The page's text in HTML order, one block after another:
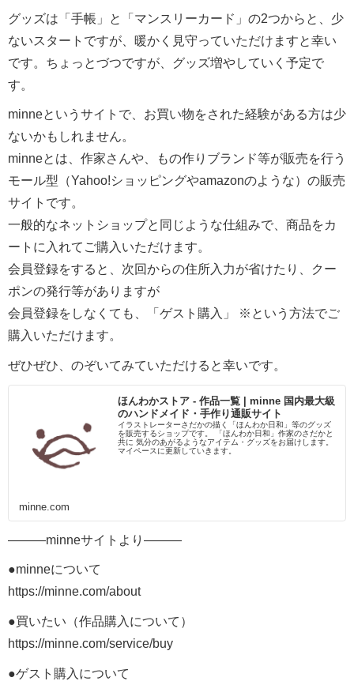
グッズは「手帳」と「マンスリーカード」の2つからと、少
ないスタートですが、暖かく見守っていただけますと幸い
です。ちょっとづつですが、グッズ増やしていく予定で
す。
minneというサイトで、お買い物をされた経験がある方は少
ないかもしれません。
minneとは、作家さんや、もの作りブランド等が販売を行う
モール型（Yahoo!ショッピングやamazonのような）の販売
サイトです。
一般的なネットショップと同じような仕組みで、商品をカ
ートに入れてご購入いただけます。
会員登録をすると、次回からの住所入力が省けたり、クー
ポンの発行等がありますが
会員登録をしなくても、「ゲスト購入」 ※という方法でご
購入いただけます。
ぜひぜひ、のぞいてみていただけると幸いです。
ほんわかストア - 作品一覧 | minne 国内最大級
のハンドメイド・手作り通販サイト
イラストレーターさだかの描く「ほんわか日和」等のグッズ
を販売するショップです。 「ほんわか日和」作家のさだかと
共に 気分のあがるようなアイテム・グッズをお届けします。
マイペースに更新していきます。
minne.com
———minneサイトより———
●minneについて
https://minne.com/about
●買いたい（作品購入について）
https://minne.com/service/buy
●ゲスト購入について